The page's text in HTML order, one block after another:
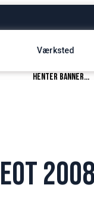
Værksted
henter banner...